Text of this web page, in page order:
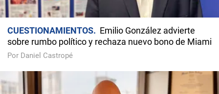
CUESTIONAMIENTOS
Emilio González advierte
sobre rumbo político y rechaza nuevo bono de Miami
Por Daniel Castropé